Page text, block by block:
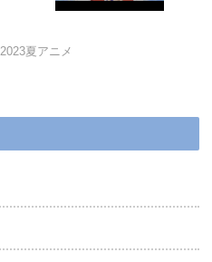
2023夏アニメ